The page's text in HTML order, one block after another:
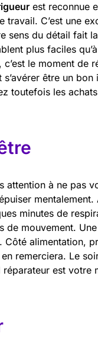
est reconnue
travail. C’est une
sens du détail fait
plus faciles
le moment de
être un
toutefois les
attention à ne pas
minutes de
de mouvement.
Côté alimentation,
remerciera. Le
est votre